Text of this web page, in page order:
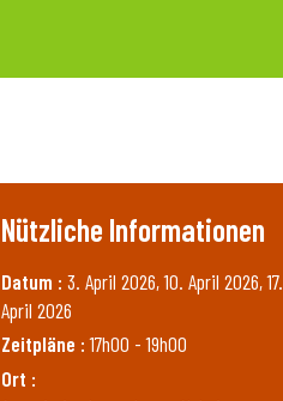
Nützliche Informationen
Datum : 3. April 2026, 10. April 2026, 17.
April 2026
Zeitpläne :17h00 - 19h00
Ort :